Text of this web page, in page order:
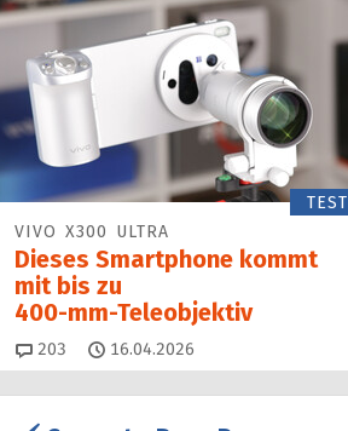
TEST
VIVO X300 ULTRA
Dieses Smartphone kommt
mit bis zu
400‑mm‑Teleobjektiv
203 Kommentare
16.04.2026